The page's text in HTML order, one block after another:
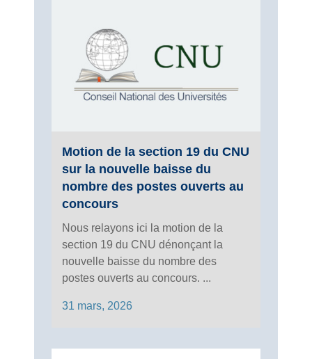
Motion de la section 19 du CNU
sur la nouvelle baisse du
nombre des postes ouverts au
concours
Nous relayons ici la motion de la
section 19 du CNU dénonçant la
nouvelle baisse du nombre des
postes ouverts au concours. ...
31 mars, 2026